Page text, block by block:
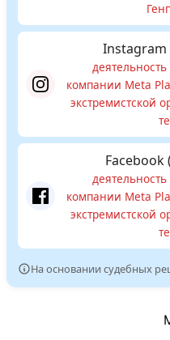
Instagram
компании Meta
экстремистской
компании Meta
экстремистской
На основании судебных